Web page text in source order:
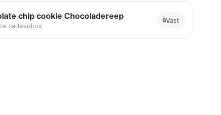
chip cookie Chocoladereep
cadeaubox
Vast